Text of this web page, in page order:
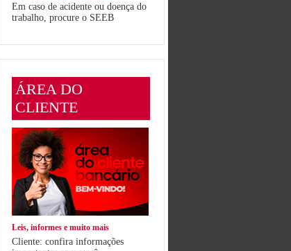
Em caso de acidente ou doença do
trabalho, procure o SEEB
ÁREA DO
CLIENTE
Leis, informes e muito mais
Cliente: confira informações